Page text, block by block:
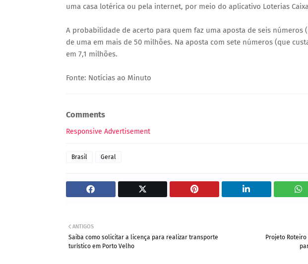
uma casa lotérica ou pela internet, por meio do aplicativo Loterias
A probabilidade de acerto para quem faz uma aposta de seis números
de uma em mais de 50 milhões. Na aposta com sete números (que
em 7,1 milhões.
Fonte: Notícias ao Minuto
Comments
Responsive Advertisement
Brasil Geral
Projeto
ANTIGOS
Saiba como solicitar a licença para realizar transporte
turístico em Porto Velho